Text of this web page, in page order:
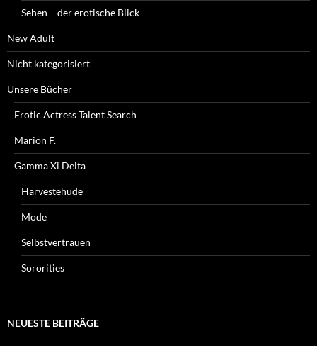
Sehen – der erotische Blick
New Adult
Nicht kategorisiert
Unsere Bücher
Erotic Actress Talent Search
Marion F.
Gamma Xi Delta
Harvestehude
Mode
Selbstvertrauen
Sororities
NEUESTE BEITRÄGE